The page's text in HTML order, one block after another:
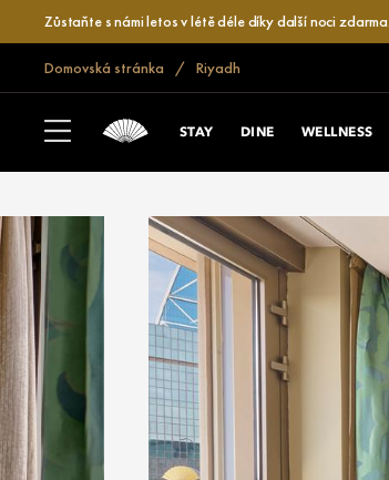
Zůstaňte s námi letos v létě déle díky další noci zdarma.
Domovská stránka Riyadh
STAY DINE WELLNESS